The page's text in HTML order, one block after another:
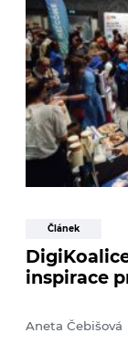
Článek
inspirace
Aneta Čebišová